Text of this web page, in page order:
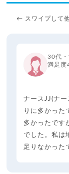
← スワイプして
30代・
満足
ナースJJ(ナ
りに多かった
多かったです
でした。私は
足りなかった